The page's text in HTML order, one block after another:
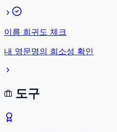
이름 희귀도 체크
내 영문명의 희소성 확인
도구